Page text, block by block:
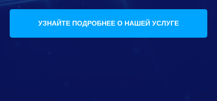
УЗНАЙТЕ ПОДРОБНЕЕ О НАШЕЙ УСЛУГЕ